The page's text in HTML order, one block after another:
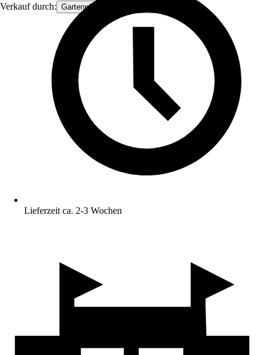
Verkauf durch: Gartenpflanzen Ammerland
Lieferzeit ca. 2-3 Wochen